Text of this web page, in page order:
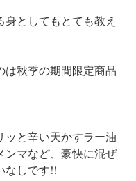
としてもとても教え
は秋季の期間限定商品
ッと辛い天かすラー油
ンマなど、豪快に混ぜ
なしです!!